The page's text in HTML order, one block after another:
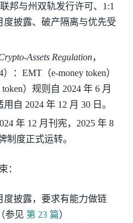
联邦与州双轨发行许可、1:1
度披露、破产隔离与优先受
Assets Regulation，
：EMT（e-money token）
token）规则自 2024 年 6 月
自 2024 年 12 月 30 日。
年 12 月刊宪，2025 年 8
制度正式运转。
：
度披露，要求有能力做链
参见 第 23 篇）